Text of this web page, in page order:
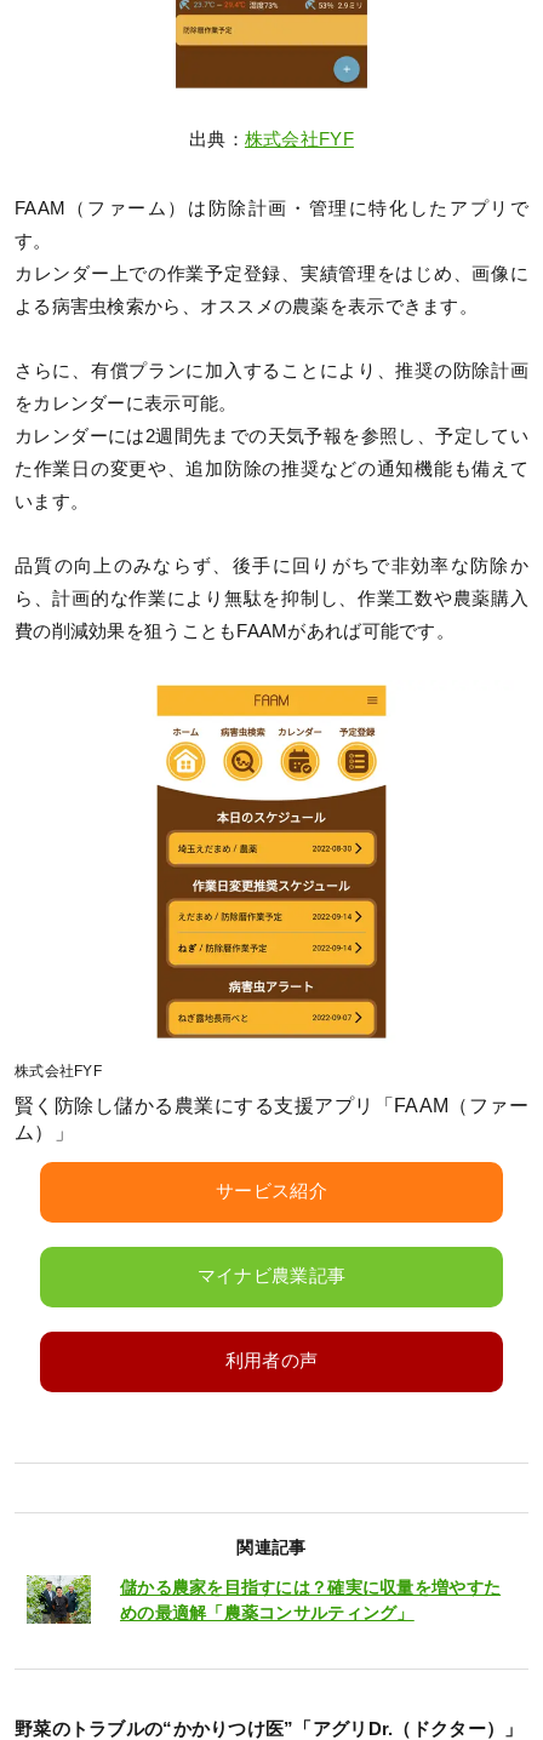
出典： 株式会社FYF
FAAM（ファーム）は防除計画・管理に特化したアプリで
す。
カレンダー上での作業予定登録、実績管理をはじめ、画像に
よる病害虫検索から、オススメの農薬を表示できます。
さらに、有償プランに加入することにより、推奨の防除計画
をカレンダーに表示可能。
カレンダーには2週間先までの天気予報を参照し、予定してい
た作業日の変更や、追加防除の推奨などの通知機能も備えて
います。
品質の向上のみならず、後手に回りがちで非効率な防除か
ら、計画的な作業により無駄を抑制し、作業工数や農薬購入
費の削減効果を狙うこともFAAMがあれば可能です。
株式会社FYF
賢く防除し儲かる農業にする支援アプリ「FAAM（ファー
ム）」
サービス紹介
マイナビ農業記事
利用者の声
関連記事
儲かる農家を目指すには？確実に収量を増やすた
めの最適解「農薬コンサルティング」
野菜のトラブルの“かかりつけ医”「アグリDr.（ドクター）」